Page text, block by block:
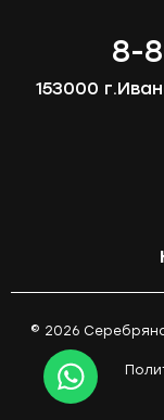
8-
153000
© 2026